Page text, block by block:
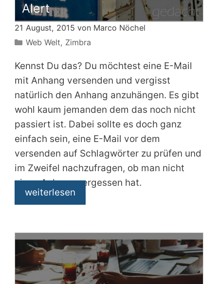
Alert
21 August, 2015 von Marco Nöchel
Kategorien
Web Welt, Zimbra
Kennst Du das? Du möchtest eine E-Mail
mit Anhang versenden und vergisst
natürlich den Anhang anzuhängen. Es gibt
wohl kaum jemanden dem das noch nicht
passiert ist. Dabei sollte es doch ganz
einfach sein, eine E-Mail vor dem
versenden auf Schlagwörter zu prüfen und
im Zweifel nachzufragen, ob man nicht
einen Anhang vergessen hat.
weiterlesen